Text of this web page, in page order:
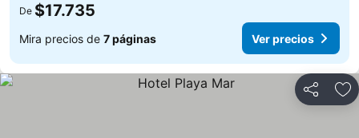
De $17.735
Mira precios de 7 páginas Ver precios
Compartir